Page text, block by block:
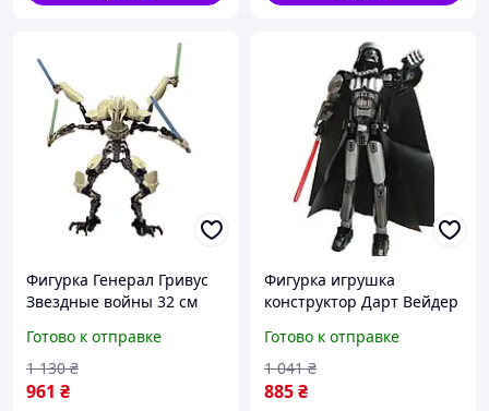
Фигурка Генерал Гривус
Звездные войны 32 см
Готово к отправке
961 ₴
1 130 ₴
Фигурка игрушка
конструктор Дарт Вейдер
31 см
Готово к отправке
885₴
1 041 ₴